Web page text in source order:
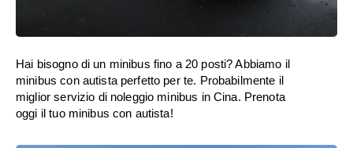
Hai bisogno di un minibus fino a 20 posti? Abbiamo il
minibus con autista perfetto per te. Probabilmente il
miglior servizio di noleggio minibus in Cina. Prenota
oggi il tuo minibus con autista!